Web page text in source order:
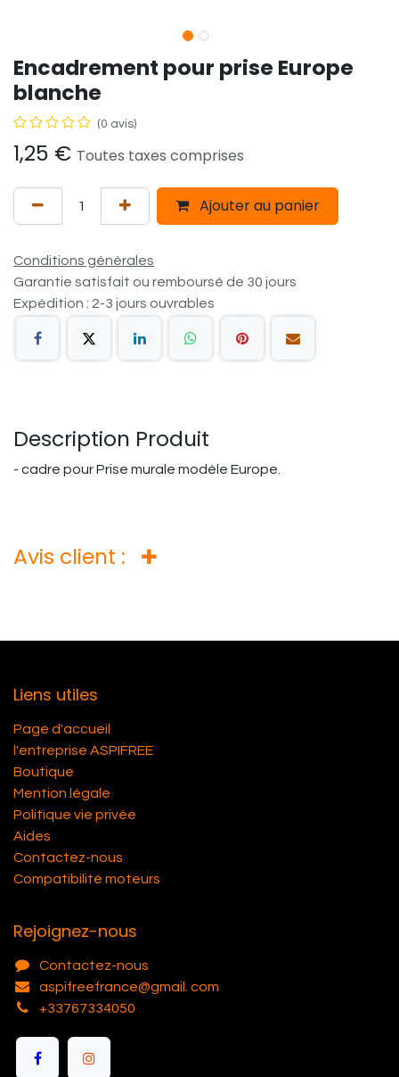
Encadrement pour prise Europe
blanche
(0 avis)
1,25 € Toutes taxes comprises
Ajouter au panier
Conditions générales
Garantie satisfait ou remboursé de 30 jours
Expédition : 2-3 jours ouvrables
Description Produit
- cadre pour Prise murale modèle Europe.
Avis client :
Liens utiles
Page d'accueil
l'entreprise ASPIFREE
Boutique
Mention légale
Politique vie privée
Aides
Contactez-nous
Compatibilité moteurs
Rejoignez-nous
Contactez-nous
aspifreefrance@gmail. com
+33767334050